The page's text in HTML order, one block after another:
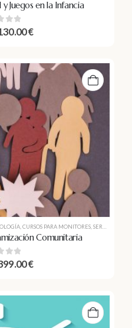
Juegos en la Infancia
of 5 €
CURSOS PARA MONITORES SERVICIOS SOCIOCULTURALES A LA COMUNIDAD
Comunitaria
of 5 €